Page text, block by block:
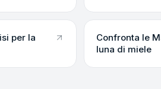
per la
Confronta le
luna di miele